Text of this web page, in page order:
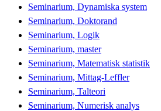
Seminarium, Dynamiska system
Seminarium, Doktorand
Seminarium, Logik
Seminarium, master
Seminarium, Matematisk statistik
Seminarium, Mittag-Leffler
Seminarium, Talteori
Seminarium, Numerisk analys